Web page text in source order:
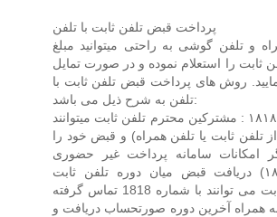
پرداخت قبض تلفن ثابت با تلفن
و تلفن گوشی به را​حتی میتوانید مبلغ
را استعلام نموده و در صورت تمایل
روش های پرداخت قبض تلفن ثابت با
تلفن به شرح ذیل می باشد:
پرداخت قبوض تلفن با ۱۸۱۸ : مشترکین محترم تلفن ثابت میتوانند
شماره گیری ۱۸۱۸ (‌از تلفن ثابت یا تلفن همراه) و قبض خود را
امکانات سامانه پرداخت غیر حضوری
شرکت مخابرات (۱۸۱۸)‌ دریافت قبض میان دوره تلفن ثابت
است.مشترکان تلفن ثابت می توانند با شماره 1818 تماس گرفته
همراه آخرین دوره صورتحساب دریافت و